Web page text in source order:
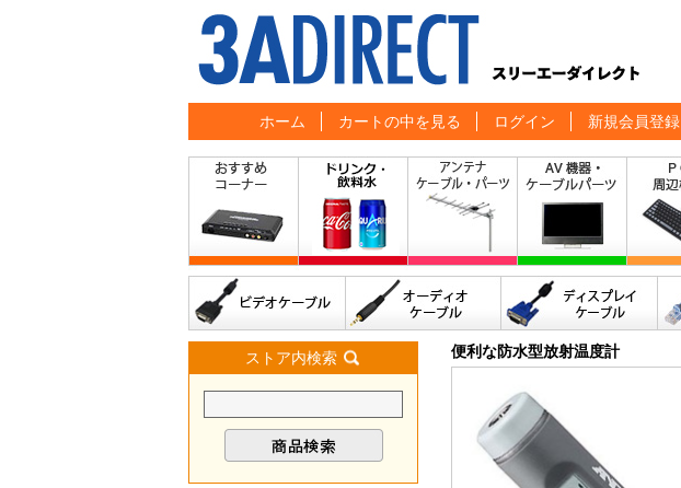
ホーム カートの中を見る ログイン 新規会員登録
ストア内検索
便利な防水型放射温度計